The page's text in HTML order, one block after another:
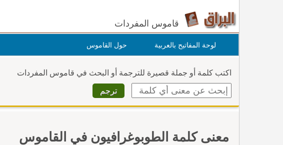
قاموس المفردات
لوحة المفاتيح بالعربية حول القاموس
اكتب كلمة أو جملة قصيرة للترجمة أو البحث في قاموس المفردات
معنى كلمة الطوبوغرافيون في القاموس